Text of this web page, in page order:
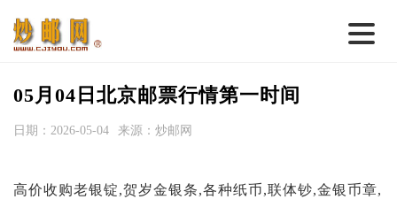
首 页
名家综述
05月04日北京邮票行情第一时间
日期：2026-05-04 来源：炒邮网
高价收购老银锭,贺岁金银条,各种纸币,联体钞,金银币章,